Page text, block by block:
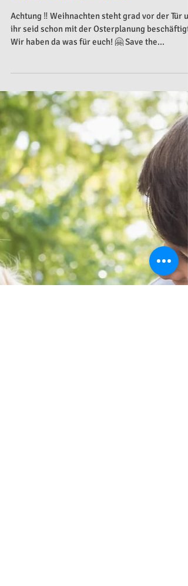
Ob auch alle artig waren … erfahrt ihr am
🤭 Der Nikolaus kommt in der Hundeschule
Hund - Kind - Kurs
Achtung ‼️ Weihnachten steht grad vor der Tür
ihr seid schon mit der Osterplanung beschäftigt?
Wir haben da was für euch! 🤗 Save the...